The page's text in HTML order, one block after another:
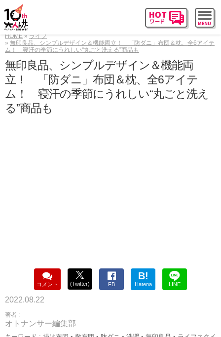
HOME
ライフ
無印良品、シンプルデザイン＆機能両立！ 「防ダニ」布団＆枕、全6アイテ
ム！ 寝汗の季節にうれしい“丸ごと洗える”商品も
無印良品、シンプルデザイン＆機能両
立！ 「防ダニ」布団＆枕、全6アイテ
ム！ 寝汗の季節にうれしい“丸ごと洗え
る”商品も
コメント (Twitter) FB
B!
Hatena LINE
2022.08.22
著者 :
オトナンサー編集部